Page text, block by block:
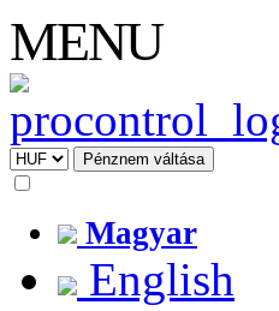
MENU
Magyar
English